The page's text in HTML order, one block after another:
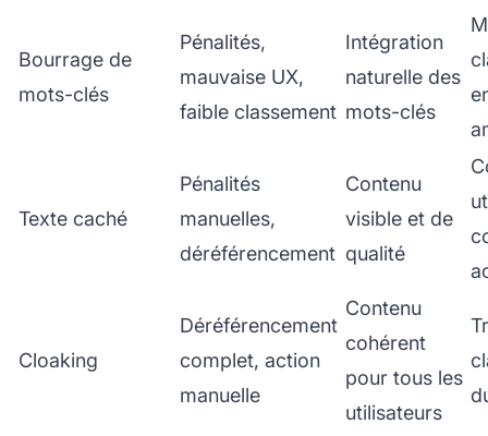
Bourrage de
mots-clés
Pénalités,
mauvaise UX,
faible classement
Intégration
naturelle des
mots-clés
Texte caché
Pénalités
manuelles,
déréférencement
Contenu
visible et de
qualité
Cloaking
Déréférencement
complet, action
manuelle
Contenu
cohérent
pour tous les
utilisateurs